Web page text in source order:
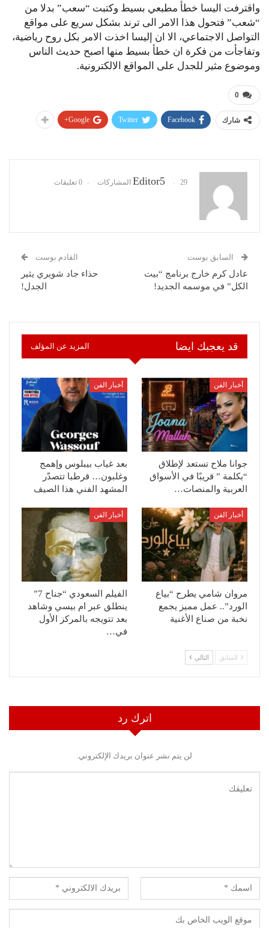
واقترفت اليسا خطأ مطبعي بسيط وكتبت “سعب” بدلا من
“شعب” فتحول هذا الامر الى ترند بشكل سريع على مواقع
التواصل الاجتماعي، الا ان ​إليسا​ اخذت الامر بكل روح رياضية،
وتفاجأت من فكرة ان خطأ بسيط منها اصبح حديث الناس
وموضوع مثير للجدل على المواقع الالكترونية.
0
شارك Facebook
Twitter
Google+
Editor5 29 المشاركات 0 تعليقات
السابق بوست
عادل كرم خارج برنامج “بيت
الكل” في موسمه الجديد!
القادم بوست
حذاء جاد شويري يثير
الجدل!
قد يعجبك ايضا المزيد عن المؤلف
أخبار الفن
جوانا ملاح تستعد لإطلاق
“بكلمة ” قريبًا في الأسواق
العربية والمنصات…
أخبار الفن
بعد غياب بيبلوس وإهمج
وغلبون… قرطبا تتصدّر
المشهد الفني هذا الصيف
أخبار الفن
مروان شامي يطرح “بياع
الورد”.. عمل مميز يجمع
نخبة من صناع الأغنية
أخبار الفن
الفيلم السعودي “جناح 7”
ينطلق عبر ام بيسي وشاهد
بعد تتويجه بالمركز الأول
في…
السابق التالي
اترك رد
لن يتم نشر عنوان بريدك الإلكتروني.